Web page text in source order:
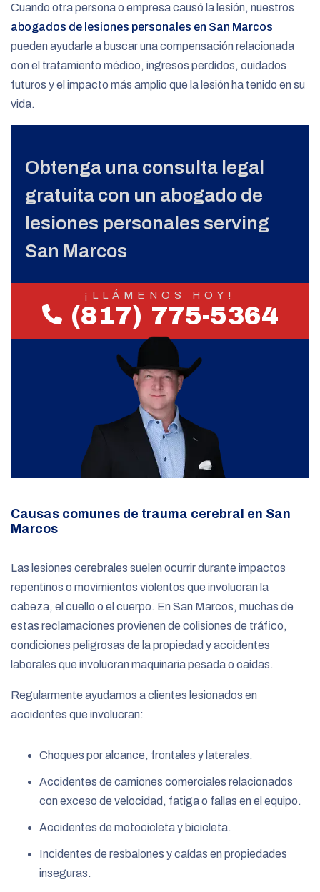
Cuando otra persona o empresa causó la lesión, nuestros
abogados de lesiones personales en San Marcos
pueden ayudarle a buscar una compensación relacionada
con el tratamiento médico, ingresos perdidos, cuidados
futuros y el impacto más amplio que la lesión ha tenido en su
vida.
Obtenga una consulta legal
gratuita con un abogado de
lesiones personales serving
San Marcos
¡LLÁMENOS HOY!
(817) 775-5364
Causas comunes de trauma cerebral en San
Marcos
Las lesiones cerebrales suelen ocurrir durante impactos
repentinos o movimientos violentos que involucran la
cabeza, el cuello o el cuerpo. En San Marcos, muchas de
estas reclamaciones provienen de colisiones de tráfico,
condiciones peligrosas de la propiedad y accidentes
laborales que involucran maquinaria pesada o caídas.
Regularmente ayudamos a clientes lesionados en
accidentes que involucran:
Choques por alcance, frontales y laterales.
Accidentes de camiones comerciales relacionados
con exceso de velocidad, fatiga o fallas en el equipo.
Accidentes de motocicleta y bicicleta.
Incidentes de resbalones y caídas en propiedades
inseguras.